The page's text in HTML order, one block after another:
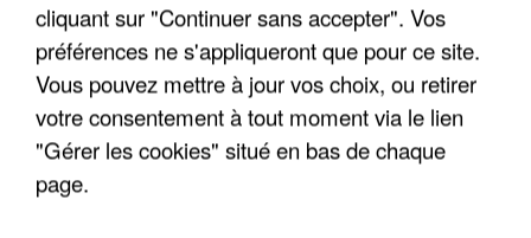
cliquant sur "Continuer sans accepter". Vos
préférences ne s'appliqueront que pour ce site.
Vous pouvez mettre à jour vos choix, ou retirer
votre consentement à tout moment via le lien
"Gérer les cookies" situé en bas de chaque
page.